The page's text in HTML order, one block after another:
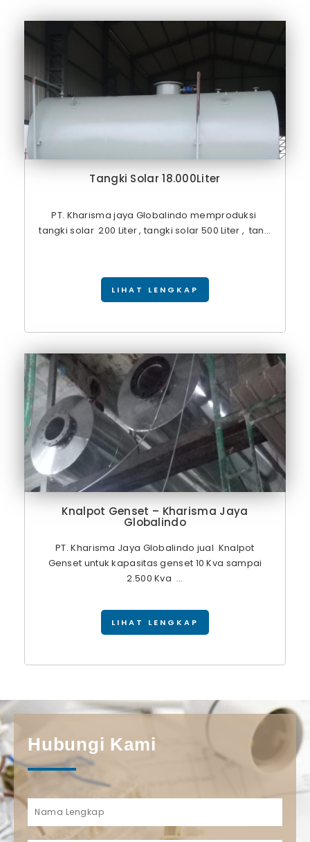
Tangki Solar 18.000Liter
PT. Kharisma jaya Globalindo memproduksi
tangki solar 200 Liter , tangki solar 500 Liter , tan...
LIHAT LENGKAP
Knalpot Genset – Kharisma Jaya
Globalindo
PT. Kharisma Jaya Globalindo jual Knalpot
Genset untuk kapasitas genset 10 Kva sampai
2.500 Kva ...
LIHAT LENGKAP
Hubungi Kami